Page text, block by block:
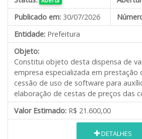
Publicado em: 30/07/2026
Entidade: Prefeitura
Objeto:
Constitui objeto desta dispensa de
empresa especializada em prestação
cessão de uso de software para
elaboração de cestas de preços das
Valor Estimado: R$ 21.600,00
DETALHES